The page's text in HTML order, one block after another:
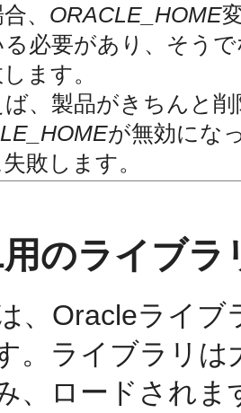
、 ORACLE_HOME
る必要があり、そう
ます。
、製品がきちんと
が無効にな
敗します。
のライブラ
、Oracleライ
。ライブラリ
、ロードされ